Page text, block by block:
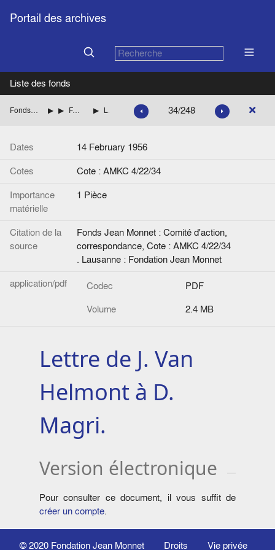
Portail des archives
Liste des fonds
Fonds Jean Monnet : Comité d'action, correspondance ITALIE
FANFANI Amintore (Démocratie chrétienne italienne) Lettre de J. Van Helmont à D. Magri. 34/248
Dates
14 February 1956
Cotes
Cote : AMKC 4/22/34
Importance
matérielle
1 Pièce
Citation de la
source
Fonds Jean Monnet : Comité d'action,
correspondance, Cote : AMKC 4/22/34
. Lausanne : Fondation Jean Monnet
application/pdf
Codec
PDF
Volume
2.4 MB
Lettre de J. Van
Helmont à D.
Magri.
Version électronique
Pour consulter ce document, il vous suffit de
créer un compte.
© 2020 Fondation Jean Monnet Droits Vie privée